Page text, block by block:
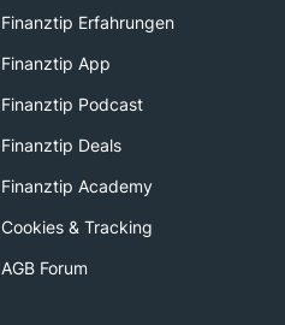
Finanztip Erfahrungen
Finanztip App
Finanztip Podcast
Finanztip Deals
Finanztip Academy
Cookies & Tracking
AGB Forum